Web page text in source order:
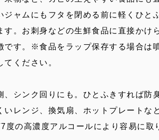
ジャムにもフタを閉める前に軽くひと
す。お刺身などの生鮮食品に直接かけ
です。※食品をラップ保存する場合は
ください。
、シンク回りにも。ひとふきすれば防
いレンジ、換気扇、ホットプレートな
度の高濃度アルコールにより容易に取